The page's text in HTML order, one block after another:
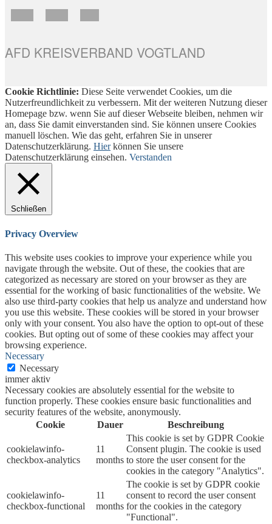
AFD KREISVERBAND VOGTLAND
Cookie Richtlinie: Diese Seite verwendet Cookies, um die
Nutzerfreundlichkeit zu verbessern. Mit der weiteren Nutzung dieser
Homepage bzw. wenn Sie auf dieser Webseite bleiben, nehmen wir
an, dass Sie damit einverstanden sind. Sie können unsere Cookies
manuell löschen. Wie das geht, erfahren Sie in unserer
Datenschutzerklärung. Hierkönnen Sie unsere
Datenschutzerklärung einsehen. Verstanden
Schließen
Privacy Overview
This website uses cookies to improve your experience while you
navigate through the website. Out of these, the cookies that are
categorized as necessary are stored on your browser as they are
essential for the working of basic functionalities of the website. We
also use third-party cookies that help us analyze and understand how
you use this website. These cookies will be stored in your browser
only with your consent. You also have the option to opt-out of these
cookies. But opting out of some of these cookies may affect your
browsing experience.
Necessary
Necessary
immer aktiv
Necessary cookies are absolutely essential for the website to
function properly. These cookies ensure basic functionalities and
security features of the website, anonymously.
Cookie
Dauer Beschreibung
cookielawinfo-
checkbox-analytics
11
months
This cookie is set by GDPR Cookie
Consent plugin. The cookie is used
to store the user consent for the
cookies in the category "Analytics".
cookielawinfo-
checkbox-functional
11
months
The cookie is set by GDPR cookie
consent to record the user consent
for the cookies in the category
"Functional".